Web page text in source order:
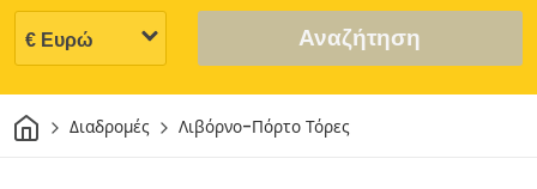
Αναζήτηση
ΣπίτιΔιαδρομές Λιβόρνο-Πόρτο Τόρες